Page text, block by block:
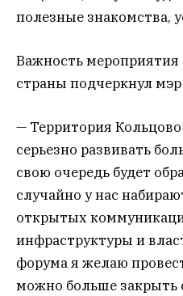
полезные знакомства,
Важность мероприятия
страны подчеркнул
— Территория
серьезно развивать
свою очередь будет
случайно у нас
открытых
инфраструктуры и
форума я желаю
можно больше закрыть